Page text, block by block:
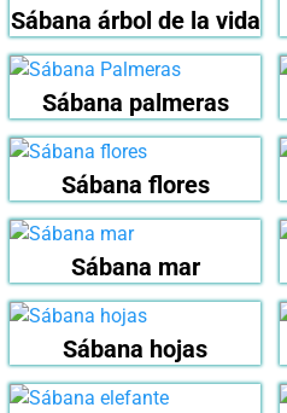
Sábana árbol de la vida
Sábana palmeras
Sábana flores
Sábana mar
Sábana hojas